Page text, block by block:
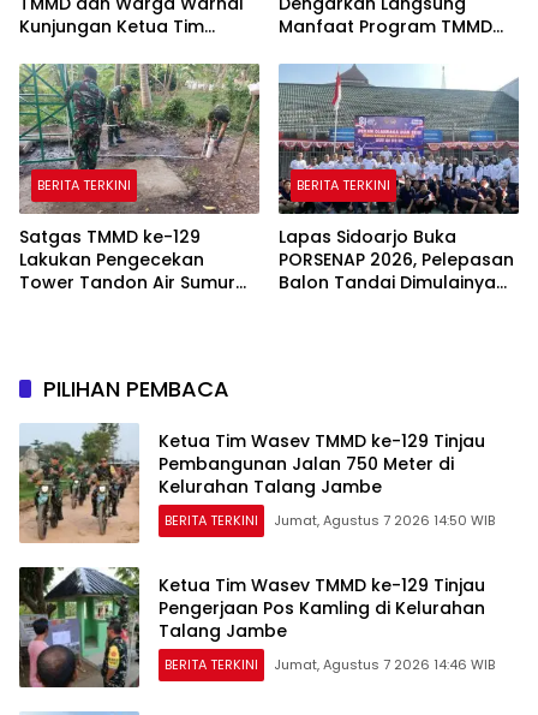
Kunjungan Ketua Tim
Manfaat Program TMMD
0418/Palembang
BERITA TERKINI
Satgas TMMD ke-129
Lakukan Pengecekan
Tower Tandon Air Sumur
BERITA TERKINI
Lapas Sidoarjo Buka
PORSENAP 2026, Pelepasan
Balon Tandai Dimulainya
PILIHAN PEMBACA
Ketua Tim Wasev TMMD ke-129 Tinjau
Pembangunan Jalan 750 Meter di
Kelurahan Talang Jambe
BERITA TERKINI Jumat, Agustus 7 2026 14:50 WIB
Ketua Tim Wasev TMMD ke-129 Tinjau
Pengerjaan Pos Kamling di Kelurahan
Talang Jambe
BERITA TERKINI Jumat, Agustus 7 2026 14:46 WIB